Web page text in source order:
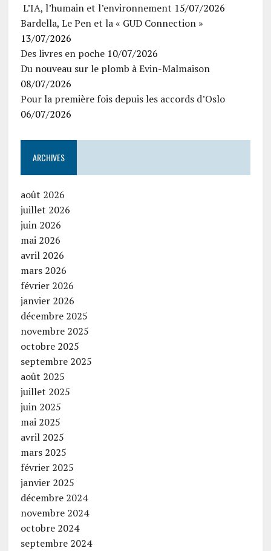
L’IA, l’humain et l’environnement 15/07/2026
Bardella, Le Pen et la « GUD Connection »
13/07/2026
Des livres en poche 10/07/2026
Du nouveau sur le plomb à Evin-Malmaison
08/07/2026
Pour la première fois depuis les accords d’Oslo
06/07/2026
ARCHIVES
août 2026
juillet 2026
juin 2026
mai 2026
avril 2026
mars 2026
février 2026
janvier 2026
décembre 2025
novembre 2025
octobre 2025
septembre 2025
août 2025
juillet 2025
juin 2025
mai 2025
avril 2025
mars 2025
février 2025
janvier 2025
décembre 2024
novembre 2024
octobre 2024
septembre 2024